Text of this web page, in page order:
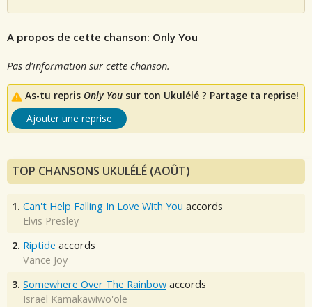
A propos de cette chanson: Only You
Pas d'information sur cette chanson.
As-tu repris Only You sur ton Ukulélé ? Partage ta reprise!
Ajouter une reprise
TOP CHANSONS UKULÉLÉ (AOÛT)
1. Can't Help Falling In Love With You accords
Elvis Presley
2. Riptide accords
Vance Joy
3. Somewhere Over The Rainbow accords
Israel Kamakawiwo'ole